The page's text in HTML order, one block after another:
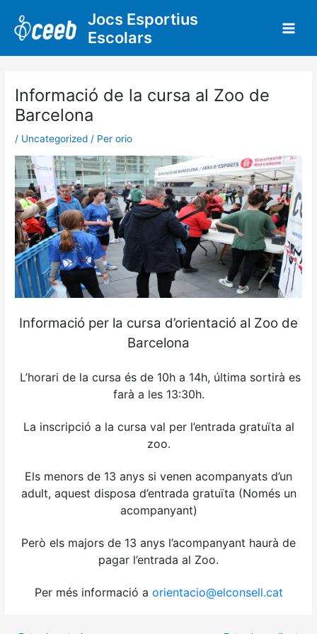
contingut
Jocs Esportius
Escolars
Informació de la cursa al Zoo de
Barcelona
/ Uncategorized / Per orio
Informació per la cursa d’orientació al Zoo de
Barcelona
L’horari de la cursa és de 10h a 14h, última sortirà es
farà a les 13:30h.
La inscripció a la cursa val per l’entrada gratuïta al
zoo.
Els menors de 13 anys si venen acompanyats d’un
adult, aquest disposa d’entrada gratuïta (Només un
acompanyant)
Però els majors de 13 anys l’acompanyant haurà de
pagar l’entrada al Zoo.
Per més informació a orientacio@elconsell.cat